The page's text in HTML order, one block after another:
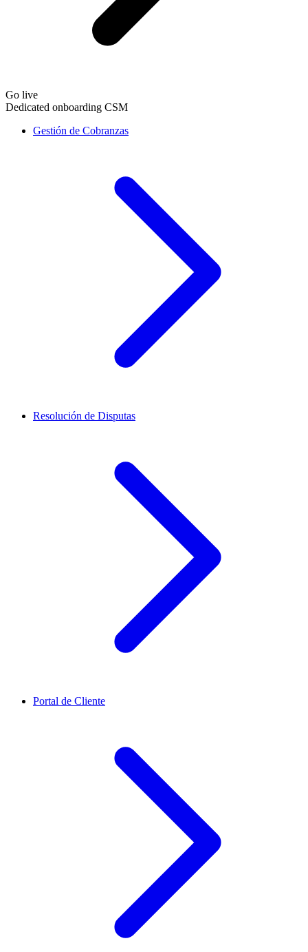
Go live
Dedicated onboarding CSM
Gestión de Cobranzas
Resolución de Disputas
Portal de Cliente